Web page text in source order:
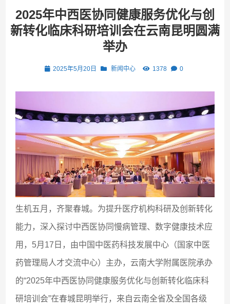
2025年中西医协同健康服务优化与创
新转化临床科研培训会在云南昆明圆满
举办
2025年5月20日 新闻中心 1378 0
生机五月，齐聚春城。为提升医疗机构科研及创新转化
能力，深入探讨中西医协同慢病管理、数字健康技术应
用，5月17日，由中国中医药科技发展中心（国家中医
药管理局人才交流中心）主办，云南大学附属医院承办
的“2025年中西医协同健康服务优化与创新转化临床科
研培训会”在春城昆明举行，来自云南全省及全国各级